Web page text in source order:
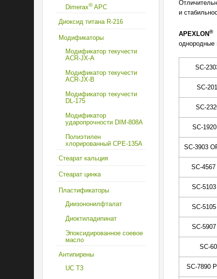
Dimerax®APC
Диоксид титана R-216
Модификаторы
Модификатор текучести
ACR-JX-A
Модификатор текучести
ACR-JX-B
Модификатор текучести
DL-175
Модификатор
ударопрочности DIM-808А
Полиэтилен
хлорированный CPE-135А
Стеарат кальция
Стеарат цинка
Пластификаторы
Диизононилфталат
Диоктиладипинат
Эпоксидированное соевое
масло
Антипирены
UC T3
и
APEXLON®
однородные
SC-
SC-
SC-
SC-
SC-3903
SC-
SC-
SC-
SC-
SC-
SC-7890